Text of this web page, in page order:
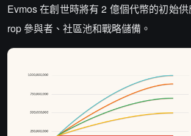
Evmos 在創世時將有 2 億個代幣的初始
rop 參與者、社區池和戰略儲備。